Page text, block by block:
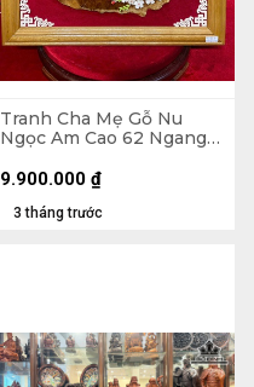
Tranh Cha Mẹ Gỗ Nu
Ngọc Am Cao 62 Ngang
3 tháng trước
9.900.000 ₫